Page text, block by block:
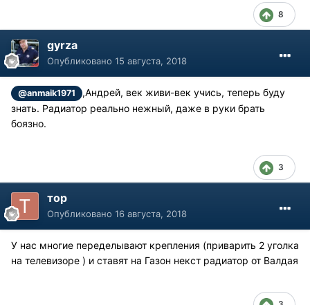
8
gyrza
Опубликовано 15 августа, 2018
@anmaik1971
,Андрей, век живи-век учись, теперь буду
знать. Радиатор реально нежный, даже в руки брать
боязно.
3
тор
Опубликовано 16 августа, 2018
У нас многие переделывают крепления (приварить 2 уголка
на телевизоре ) и ставят на Газон некст радиатор от Валдая